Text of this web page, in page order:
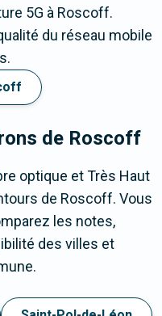
5G à Roscoff.
du réseau mobile
de Roscoff
optique et Très Haut
de Roscoff. Vous
les notes,
des villes et